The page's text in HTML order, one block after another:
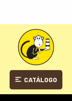
CATÁLOGO